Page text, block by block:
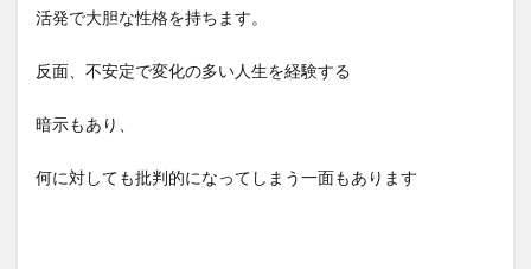
活発で大胆な性格を持ちます。
反面、不安定で変化の多い人生を経験する
暗示もあり、
何に対しても批判的になってしまう一面もあります